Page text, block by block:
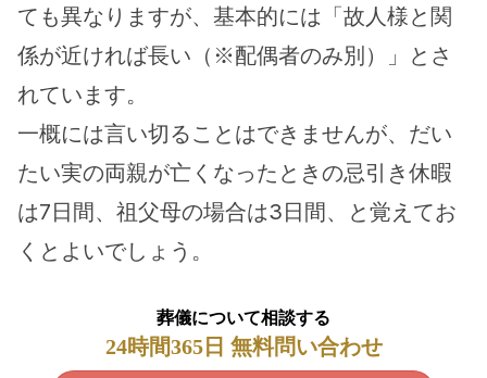
ても異なりますが、基本的には「故人様と関
係が近ければ長い（※配偶者のみ別）」とさ
れています。
一概には言い切ることはできませんが、だい
たい実の両親が亡くなったときの忌引き休暇
は7日間、祖父母の場合は3日間、と覚えてお
くとよいでしょう。
葬儀について相談する
24時間365日 無料問い合わせ